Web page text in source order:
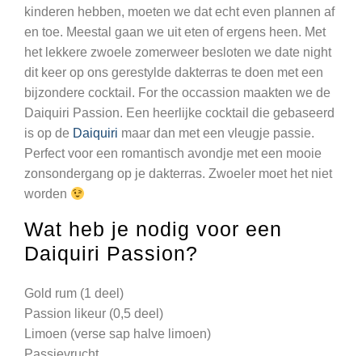
kinderen hebben, moeten we dat echt even plannen af
en toe. Meestal gaan we uit eten of ergens heen. Met
het lekkere zwoele zomerweer besloten we date night
dit keer op ons gerestylde dakterras te doen met een
bijzondere cocktail. For the occassion maakten we de
Daiquiri Passion. Een heerlijke cocktail die gebaseerd
is op de Daiquiri maar dan met een vleugje passie.
Perfect voor een romantisch avondje met een mooie
zonsondergang op je dakterras. Zwoeler moet het niet
worden
Wat heb je nodig voor een
Daiquiri Passion?
Gold rum (1 deel)
Passion likeur (0,5 deel)
Limoen (verse sap halve limoen)